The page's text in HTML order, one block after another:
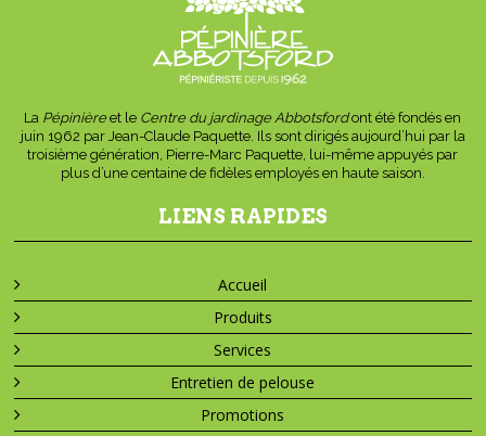
La Pépinièreet le Centre du jardinage Abbotsfordont été fondés en
juin 1962 par Jean-Claude Paquette. Ils sont dirigés aujourd’hui par la
troisième génération, Pierre-Marc Paquette, lui-même appuyés par
plus d’une centaine de fidèles employés en haute saison.
LIENS RAPIDES
Accueil
Produits
Services
Entretien de pelouse
Promotions